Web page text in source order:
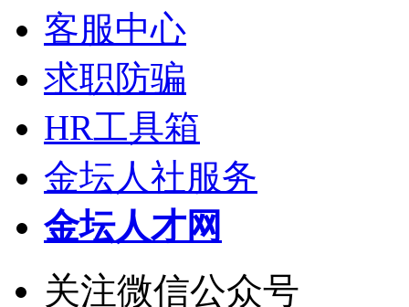
客服中心
求职防骗
HR工具箱
金坛人社服务
金坛人才网
关注微信公众号